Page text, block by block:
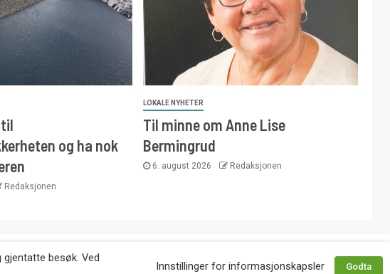
og ha nok
Redaksjonen
LOKALE NYHETER
Til minne om Anne Lise
Bermingrud
6. august 2026 Redaksjonen
uten etter avtale med utgiver. Tlf. 92 63 86 82.
besøk. Ved
Innstillinger for informasjonskapsler Godta